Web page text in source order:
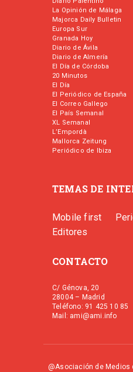
La Opinión de Málaga
Majorca Daily Bulletin
Europa Sur
Granada Hoy
Diario de Ávila
Diario de Almería
El Día de Córdoba
20 Minutos
El Día
El Periódico de España
El Correo Gallego
El País Semanal
XL Semanal
L’Empordà
Mallorca Zeitung
Periódico de Ibiza
TEMAS DE
Mobile first
Editores
CONTACTO
C/ Génova, 20
28004 – Madrid
Teléfono: 91 425 10 85
Mail: ami@ami.info
@Asociación de